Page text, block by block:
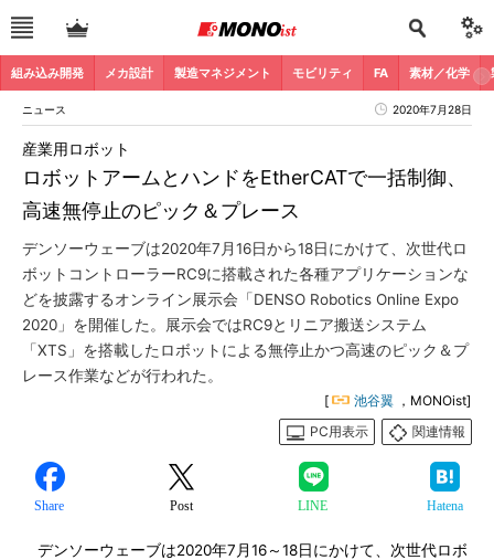
組み込み開発 メカ設計 製造マネジメント モビリティ FA 素材／化学
ニュース 2020年7月28日
ロボットアームとハンドをEtherCATで一括制御、
高速無停止のピック＆プレース
産業用ロボット
デンソーウェーブは2020年7月16日から18日にかけて、次世代ロ
ボットコントローラーRC9に搭載された各種アプリケーションな
どを披露するオンライン展示会「DENSO Robotics Online Expo
2020」を開催した。展示会ではRC9とリニア搬送システム
「XTS」を搭載したロボットによる無停止かつ高速のピック＆プ
レース作業などが行われた。
[ 池谷翼 ，MONOist]
PC用表示
関連情報
Share Post LINE Hatena
デンソーウェーブは2020年7月16～18日にかけて、次世代ロボ